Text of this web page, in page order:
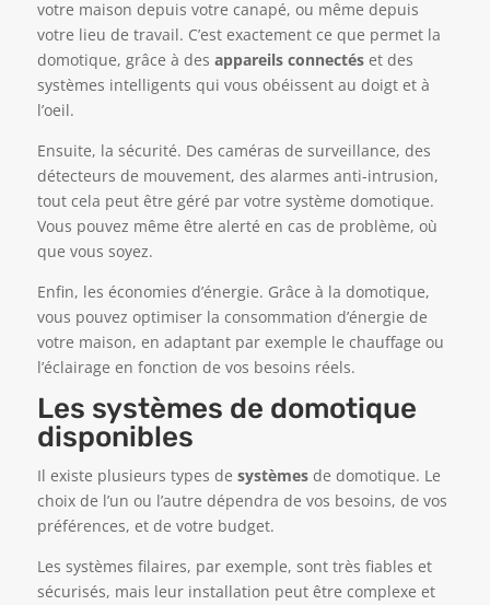
votre maison depuis votre canapé, ou même depuis
votre lieu de travail. C’est exactement ce que permet la
domotique, grâce à des appareils connectéset des
systèmes intelligents qui vous obéissent au doigt et à
l’oeil.
Ensuite, la sécurité. Des caméras de surveillance, des
détecteurs de mouvement, des alarmes anti-intrusion,
tout cela peut être géré par votre système domotique.
Vous pouvez même être alerté en cas de problème, où
que vous soyez.
Enfin, les économies d’énergie. Grâce à la domotique,
vous pouvez optimiser la consommation d’énergie de
votre maison, en adaptant par exemple le chauffage ou
l’éclairage en fonction de vos besoins réels.
Les systèmes de domotique
disponibles
Il existe plusieurs types de systèmesde domotique. Le
choix de l’un ou l’autre dépendra de vos besoins, de vos
préférences, et de votre budget.
Les systèmes filaires, par exemple, sont très fiables et
sécurisés, mais leur installation peut être complexe et